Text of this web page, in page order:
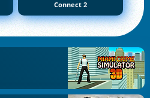
Connect 2